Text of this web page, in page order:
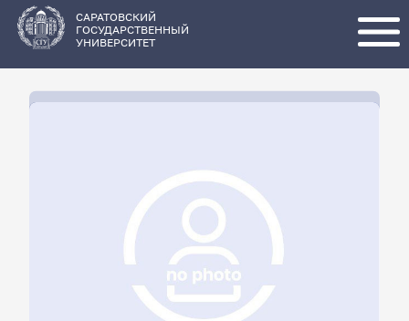
основному
содержанию
САРАТОВСКИЙ
ГОСУДАРСТВЕННЫЙ
УНИВЕРСИТЕТ